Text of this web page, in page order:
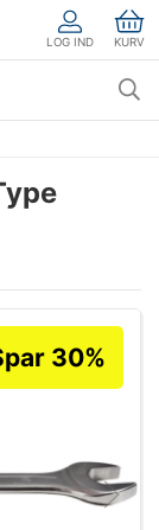
LOG IND KURV
30%